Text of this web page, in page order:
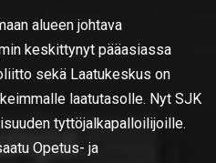
alueen johtava
keskittynyt pääasiassa
sekä Laatukeskus on
laatutasolle. Nyt SJK
tyttöjalkapalloilijoille.
Opetus- ja